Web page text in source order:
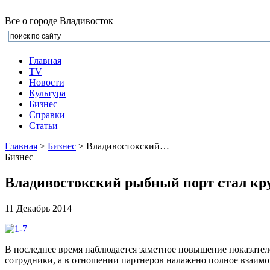
Все о городе Владивосток
Главная
TV
Новости
Культура
Бизнеc
Справки
Статьи
Главная > Бизнес > Владивостокский…
Бизнес
Владивостокский рыбный порт стал
11 Декабрь 2014
В последнее время наблюдается заметное повышение
сотрудники, а в отношении партнеров налажено полное